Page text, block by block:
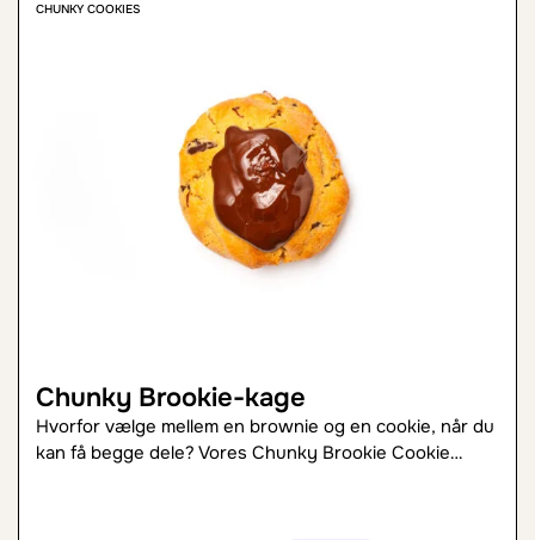
CHUNKY COOKIES
Chunky Brookie-kage
Hvorfor vælge mellem en brownie og en cookie, når du
kan få begge dele? Vores Chunky Brookie Cookie…